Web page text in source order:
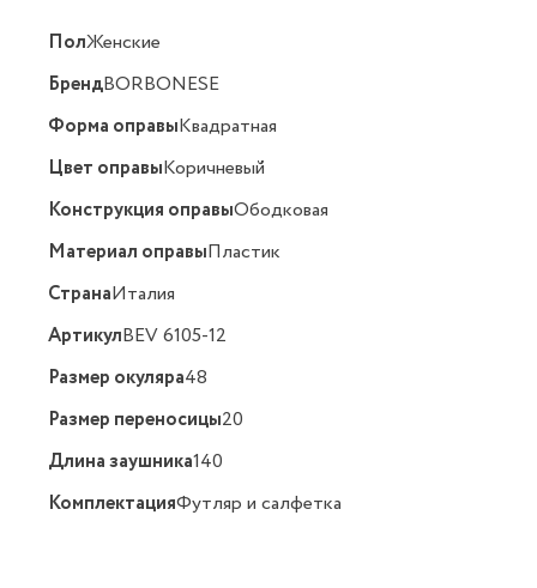
ПолЖенские
БрендBORBONESE
Форма оправыКвадратная
Цвет оправыКоричневый
Конструкция оправыОбодковая
Материал оправыПластик
СтранаИталия
АртикулBEV 6105-12
Размер окуляра48
Размер переносицы20
Длина заушника140
КомплектацияФутляр и салфетка